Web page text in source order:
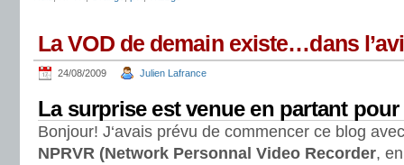
La VOD de demain existe…dans
24/08/2009 Julien Lafrance
La surprise est venue en partant pour
Bonjour! J‘avais prévu de commencer ce blog
NPRVR (Network Personnal Video Recorder,